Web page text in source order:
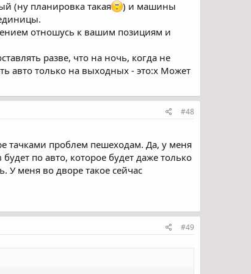
удобства, пусть и другие не ставят здесь,
краю), нужно надавить людям на их проблемы
(ну планировка такая
) и машины
отношусь к вашим позициям и
разве, что на ночь, когда не
авто только на выходных - это:x Может
#48
тачками проблем пешеходам. Да, у меня
по авто, которое будет даже только
У меня во дворе такое сейчас
#49